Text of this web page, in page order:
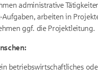
administrative
Aufgaben, arbeiten in
ggf. die Projektleitung.
betriebswirtschaftliches